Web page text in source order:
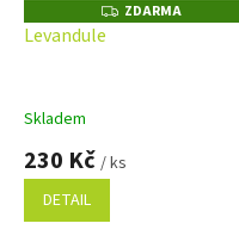
Z
D
ZDARMA
Levandule
Skladem
230 Kč / ks
DETAIL